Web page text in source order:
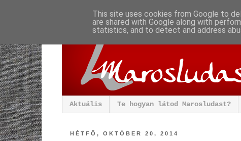
Aktuális Te hogyan látod Marosludast?
HÉTFŐ, OKTÓBER 20, 2014
This site uses cookies from Google to
are shared with Google along with
statistics, and to detect and address